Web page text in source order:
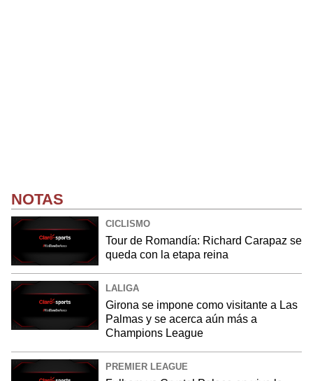
NOTAS
CICLISMO
Tour de Romandía: Richard Carapaz se
queda con la etapa reina
LALIGA
Girona se impone como visitante a Las
Palmas y se acerca aún más a
Champions League
PREMIER LEAGUE